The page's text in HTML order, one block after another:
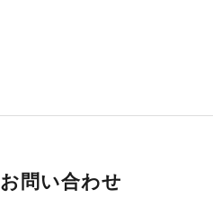
お問い合わせ